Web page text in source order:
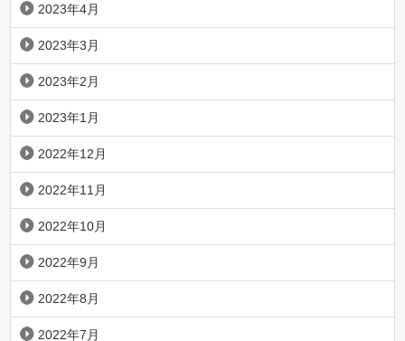
2023年4月
2023年3月
2023年2月
2023年1月
2022年12月
2022年11月
2022年10月
2022年9月
2022年8月
2022年7月